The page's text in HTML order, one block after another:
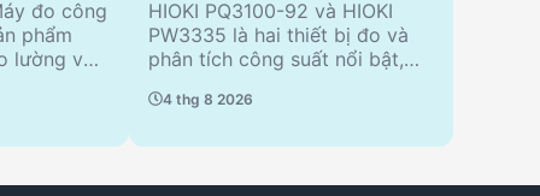
đo công
phẩm
lường và
khi đó,
tích chất lượng điện
HIOKI PQ3100-92 và HIOKI
PW3335 là hai thiết bị đo và
phân tích công suất nổi bật,
cầu phân tích chất lượng điện
khả năng phân tích đa pha và
4 thg 8 2026